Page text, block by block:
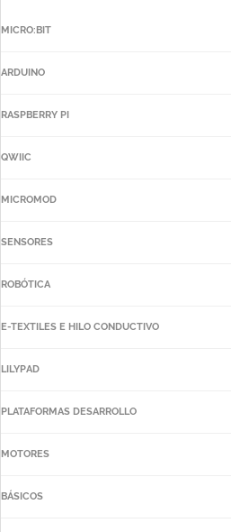
MICRO:BIT
ARDUINO
RASPBERRY PI
QWIIC
MICROMOD
SENSORES
ROBÓTICA
E-TEXTILES E HILO CONDUCTIVO
LILYPAD
PLATAFORMAS DESARROLLO
MOTORES
BÁSICOS